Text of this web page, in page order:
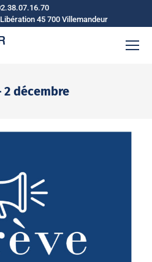
45 700 Villemandeur
2 décembre